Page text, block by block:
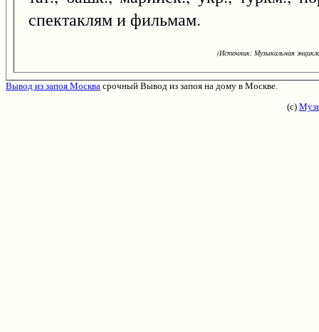
спектаклям и фильмам.
(Источник: Музыкальная
Вывод из запоя Москва срочный Вывод из запоя на дому в Москве.
(с)